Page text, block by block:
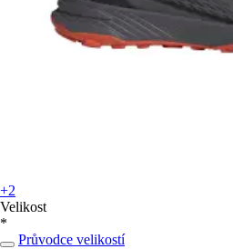
+2
Velikost
*
Průvodce velikostí